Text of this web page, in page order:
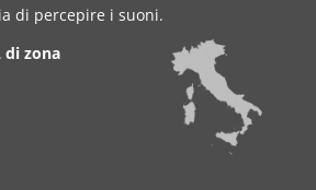
di percepire i suoni.
di zona